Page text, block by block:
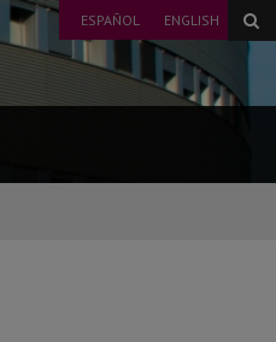
ESPAÑOL ENGLISH